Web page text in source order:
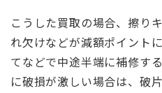
こうした買取の場合、擦り
れ欠けなどが減額ポイント
てなどで中途半端に補修す
に破損が激しい場合は、破